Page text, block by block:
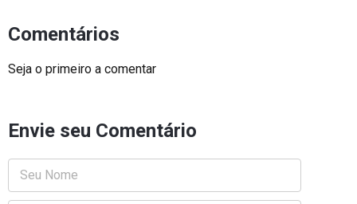
Comentários
Seja o primeiro a comentar
Envie seu Comentário